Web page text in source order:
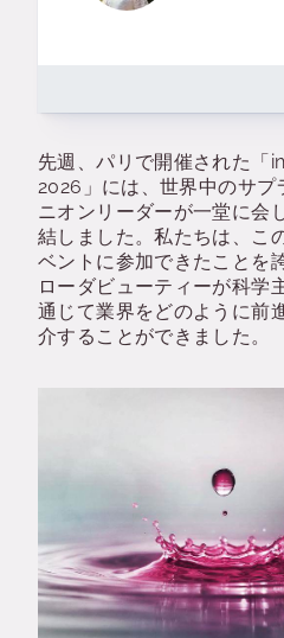
先週、パリで開催された
2026」には、世界中のサプ
ニオンリーダーが一堂に会
結しました。私たちは、こ
ベントに参加できたことを
ローダビューティーが科学
通じて業界をどのように前
介することができました。